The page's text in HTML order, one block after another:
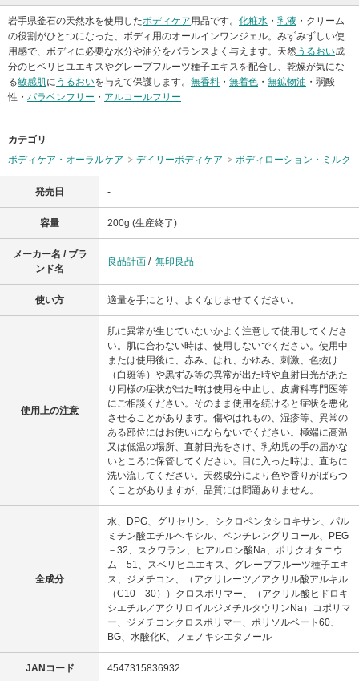
岩手県釜石の天然水を使用したボディケア用品です。 化粧水 ・ 乳液 ・クリーム
の役割がひとつになった、ボディ用のオールインワンジェル。みずみずしい使
用感で、ボディに必要な水分や油分をバランスよく与えます。天然うるおい成
分のヒベリヒユエキスやグレープフルーツ種子エキスを配合し、乾燥が気にな
る敏感肌に うるおいを与えて保護します。 無香料 ・ 無着色 ・ 無鉱物油 ・弱酸
性・ パラベンフリー ・ アルコールフリー
カテゴリ
ボディケア・オーラルケア
デイリーボディケア ボディローション・ミルク
発売日 -
容量 200g (生産終了)
メーカー名 / ブラ
ンド名
良品計画 / 無印良品
使い方 適量を手にとり、よくなじませてください。
使用上の注意
肌に異常が生じていないかよく注意して使用してくださ
い。肌に合わない時は、使用しないでください。使用中
または使用後に、赤み、はれ、かゆみ、刺激、色抜け
（白斑等）や黒ずみ等の異常が出た時や直射日光があた
り同様の症状が出た時は使用を中止し、皮膚科専門医等
にご相談ください。そのまま使用を続けると症状を悪化
させることがあります。傷やはれもの、湿疹等、異常の
ある部位にはお使いにならないでください。極端に高温
又は低温の場所、直射日光をさけ、乳幼児の手の届かな
いところに保管してください。目に入った時は、直ちに
洗い流してください。天然成分により色や香りがばらつ
くことがありますが、品質には問題ありません。
全成分
水、DPG、グリセリン、シクロペンタシロキサン、パル
ミチン酸エチルヘキシル、ペンチレングリコール、PEG
－32、スクワラン、ヒアルロン酸Na、ポリクオタニウ
ム－51、スベリヒユエキス、グレープフルーツ種子エキ
ス、ジメチコン、（アクリレーツ／アクリル酸アルキル
（C10－30））クロスポリマー、（アクリル酸ヒドロキ
シエチル／アクリロイルジメチルタウリンNa）コポリマ
ー、ジメチコンクロスポリマー、ポリソルベート60、
BG、水酸化K、フェノキシエタノール
JANコード 4547315836932